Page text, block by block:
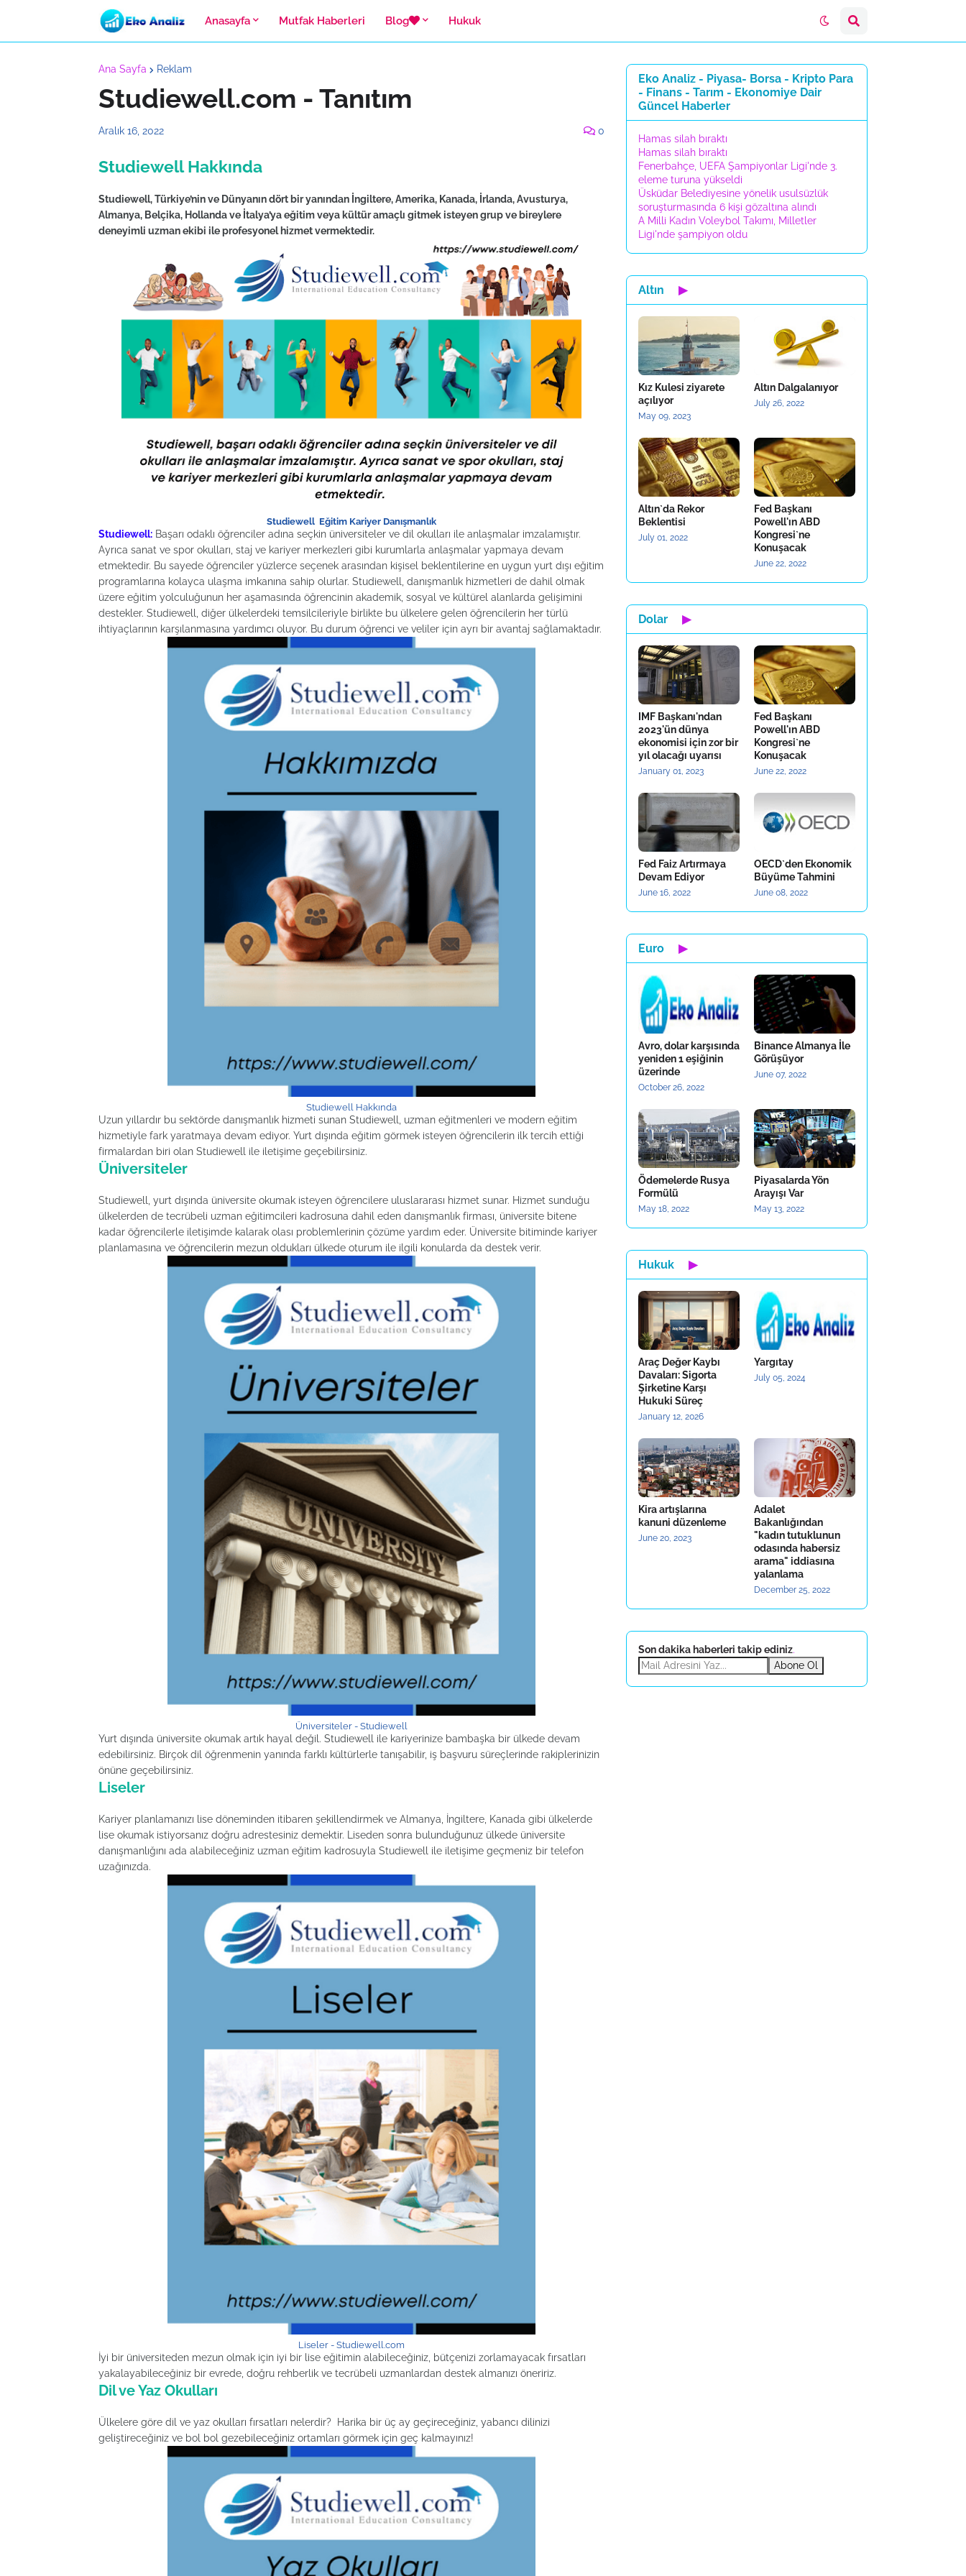
Anasayfa Mutfak Haberleri Blog Hukuk
Ana Sayfa Reklam
Studiewell.com - Tanıtım
Aralık 16, 2022 0
Studiewell Hakkında
Studiewell, Türkiye’nin ve Dünyanın dört bir yanından İngiltere, Amerika, Kanada, İrlanda, Avusturya,
Almanya, Belçika, Hollanda ve İtalya’ya eğitim veya kültür amaçlı gitmek isteyen grup ve bireylere
deneyimli uzman ekibi ile profesyonel hizmet vermektedir.
Studiewell Eğitim Kariyer Danışmanlık
Studiewell: Başarı odaklı öğrenciler adına seçkin üniversiteler ve dil okulları ile anlaşmalar imzalamıştır.
Ayrıca sanat ve spor okulları, staj ve kariyer merkezleri gibi kurumlarla anlaşmalar yapmaya devam
etmektedir. Bu sayede öğrenciler yüzlerce seçenek arasından kişisel beklentilerine en uygun yurt dışı eğitim
programlarına kolayca ulaşma imkanına sahip olurlar. Studiewell, danışmanlık hizmetleri de dahil olmak
üzere eğitim yolculuğunun her aşamasında öğrencinin akademik, sosyal ve kültürel alanlarda gelişimini
destekler. Studiewell, diğer ülkelerdeki temsilcileriyle birlikte bu ülkelere gelen öğrencilerin her türlü
ihtiyaçlarının karşılanmasına yardımcı oluyor. Bu durum öğrenci ve veliler için ayrı bir avantaj sağlamaktadır.
Studiewell Hakkında
Uzun yıllardır bu sektörde danışmanlık hizmeti sunan Studiewell, uzman eğitmenleri ve modern eğitim
hizmetiyle fark yaratmaya devam ediyor. Yurt dışında eğitim görmek isteyen öğrencilerin ilk tercih ettiği
firmalardan biri olan Studiewell ile iletişime geçebilirsiniz.
Üniversiteler
Studiewell, yurt dışında üniversite okumak isteyen öğrencilere uluslararası hizmet sunar. Hizmet sunduğu
ülkelerden de tecrübeli uzman eğitimcileri kadrosuna dahil eden danışmanlık firması, üniversite bitene
kadar öğrencilerle iletişimde kalarak olası problemlerinin çözüme yardım eder. Üniversite bitiminde kariyer
planlamasına ve öğrencilerin mezun oldukları ülkede oturum ile ilgili konularda da destek verir.
Üniversiteler - Studiewell
Yurt dışında üniversite okumak artık hayal değil. Studiewell ile kariyerinize bambaşka bir ülkede devam
edebilirsiniz. Birçok dil öğrenmenin yanında farklı kültürlerle tanışabilir, iş başvuru süreçlerinde rakiplerinizin
önüne geçebilirsiniz.
Liseler
Kariyer planlamanızı lise döneminden itibaren şekillendirmek ve Almanya, İngiltere, Kanada gibi ülkelerde
lise okumak istiyorsanız doğru adrestesiniz demektir. Liseden sonra bulunduğunuz ülkede üniversite
danışmanlığını ada alabileceğiniz uzman eğitim kadrosuyla Studiewell ile iletişime geçmeniz bir telefon
uzağınızda.
Liseler - Studiewell.com
İyi bir üniversiteden mezun olmak için iyi bir lise eğitimin alabileceğiniz, bütçenizi zorlamayacak fırsatları
yakalayabileceğiniz bir evrede, doğru rehberlik ve tecrübeli uzmanlardan destek almanızı öneririz.
Dil ve Yaz Okulları
Ülkelere göre dil ve yaz okulları fırsatları nelerdir? Harika bir üç ay geçireceğiniz, yabancı dilinizi
geliştireceğiniz ve bol bol gezebileceğiniz ortamları görmek için geç kalmayınız!
Eko Analiz - Piyasa- Borsa - Kripto Para
- Finans - Tarım - Ekonomiye Dair
Güncel Haberler
Hamas silah bıraktı
Hamas silah bıraktı
Fenerbahçe, UEFA Şampiyonlar Ligi'nde 3.
eleme turuna yükseldi
Üsküdar Belediyesine yönelik usulsüzlük
soruşturmasında 6 kişi gözaltına alındı
A Milli Kadın Voleybol Takımı, Milletler
Ligi'nde şampiyon oldu
Altın ▶
Kız Kulesi ziyarete
açılıyor
May 09, 2023
Altın Dalgalanıyor
July 26, 2022
Altın`da Rekor
Beklentisi
July 01, 2022
Fed Başkanı
Powell'ın ABD
Kongresi`ne
Konuşacak
June 22, 2022
Dolar ▶
IMF Başkanı'ndan
2023'ün dünya
ekonomisi için zor bir
yıl olacağı uyarısı
January 01, 2023
Fed Başkanı
Powell'ın ABD
Kongresi`ne
Konuşacak
June 22, 2022
Fed Faiz Artırmaya
Devam Ediyor
June 16, 2022
OECD`den Ekonomik
Büyüme Tahmini
June 08, 2022
Euro ▶
Avro, dolar karşısında
yeniden 1 eşiğinin
üzerinde
October 26, 2022
Binance Almanya İle
Görüşüyor
June 07, 2022
Ödemelerde Rusya
Formülü
May 18, 2022
Piyasalarda Yön
Arayışı Var
May 13, 2022
Hukuk ▶
Araç Değer Kaybı
Davaları: Sigorta
Şirketine Karşı
Hukuki Süreç
January 12, 2026
Yargıtay
July 05, 2024
Kira artışlarına
kanuni düzenleme
June 20, 2023
Adalet
Bakanlığından
"kadın tutuklunun
odasında habersiz
arama" iddiasına
yalanlama
December 25, 2022
Son dakika haberleri takip ediniz.
Abone Ol